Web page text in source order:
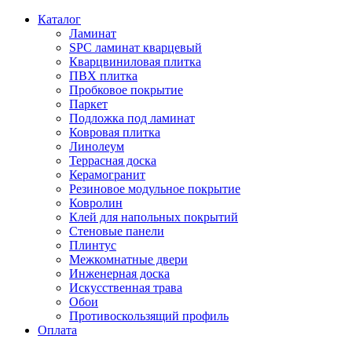
Каталог
Ламинат
SPC ламинат кварцевый
Кварцвиниловая плитка
ПВХ плитка
Пробковое покрытие
Паркет
Подложка под ламинат
Ковровая плитка
Линолеум
Террасная доска
Керамогранит
Резиновое модульное покрытие
Ковролин
Клей для напольных покрытий
Стеновые панели
Плинтус
Межкомнатные двери
Инженерная доска
Искусственная трава
Обои
Противоскользящий профиль
Оплата